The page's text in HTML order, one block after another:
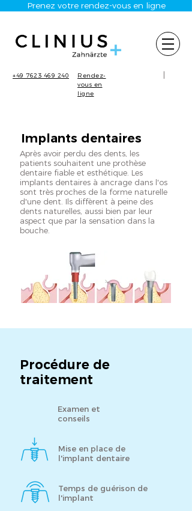
Prenez votre rendez-vous en ligne
+49 7623 469 240
Rendez-
vous en
ligne
|
Procédure de
traitement
Examen et
conseils
Mise en place de
l'implant dentaire
Temps de guérison de
l'implant
Implants dentaires
Après avoir perdu des dents, les
patients souhaitent une prothèse
dentaire fiable et esthétique. Les
implants dentaires à ancrage dans l'os
sont très proches de la forme naturelle
d'une dent. Ils diffèrent à peine des
dents naturelles, aussi bien par leur
aspect que par la sensation dans la
bouche.